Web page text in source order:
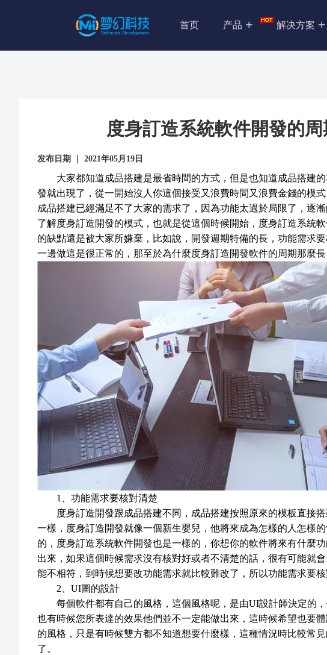
首页 产品 解决方案
度身訂造系統軟件開發的
发布日期 ｜ 2021年05月19日
大家都知道成品搭建是最省時間的方式，但是也知道成品搭建
發就出現了，從一開始沒人你這個接受又浪費時間又浪費金錢的模
成品搭建已經滿足不了大家的需求了，因為功能太過於局限了，逐
了解度身訂造開發的模式，也就是從這個時候開始，度身訂造系統
的缺點還是被大家所嫌棄，比如說，開發週期特備的長，功能需求
一邊做這是很正常的，那至於為什麼度身訂造開發軟件的周期那麼
1、功能需求要核對清楚
度身訂造開發跟成品搭建不同，成品搭建按照原來的模板直接
一樣，度身訂造開發就像一個新生嬰兒，他將來成為怎樣的人怎樣
的，度身訂造系統軟件開發也是一樣的，你想你的軟件將來有什麼
出來，如果這個時候需求沒有核對好或者不清楚的話，很有可能就
能不相符，到時候想要改功能需求就比較難改了，所以功能需求要
2、UI圖的設計
每個軟件都有自己的風格，這個風格呢，是由UI設計師決定的
也有時候您所表達的效果他們並不一定能做出來，這時候希望也要
的風格，只是有時候雙方都不知道想要什麼樣，這種情況時比較常
了。